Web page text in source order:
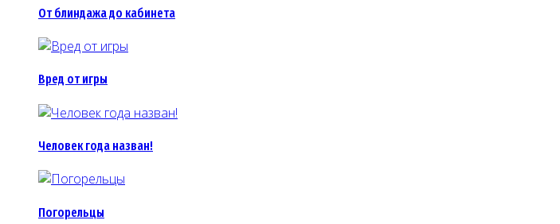
От блиндажа до кабинета
Вред от игры
Человек года назван!
Погорельцы